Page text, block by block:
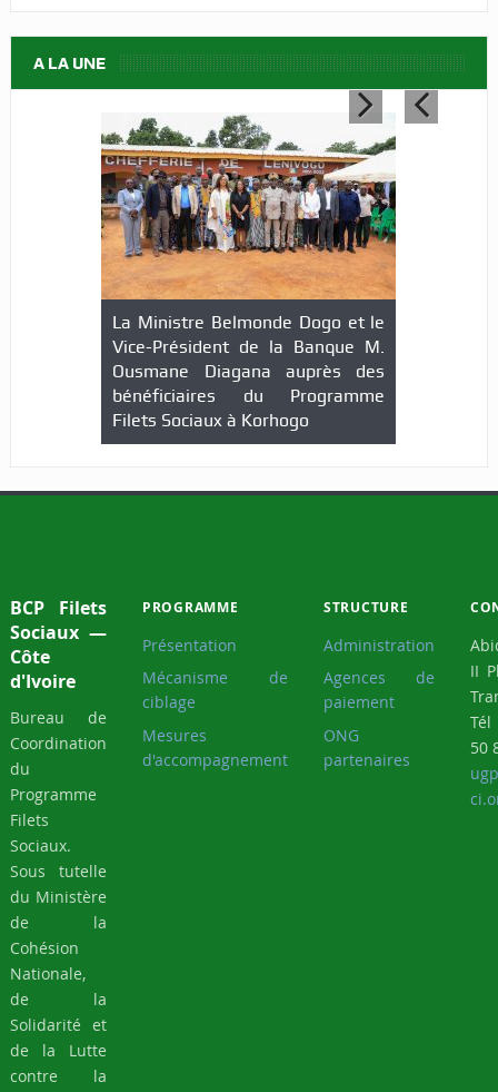
A LA UNE
La Ministre Belmonde Dogo et le
Vice-Président de la Banque M.
Ousmane Diagana auprès des
bénéficiaires du Programme
Filets Sociaux à Korhogo
BCP Filets
Sociaux —
Côte
d'Ivoire
Bureau de
Coordination
du
Programme
Filets
Sociaux.
Sous tutelle
du Ministère
de la
Cohésion
Nationale,
de la
Solidarité et
de la Lutte
contre la
PROGRAMME
Présentation
Mécanisme de
ciblage
Mesures
d'accompagnement
STRUCTURE
Administration
Agences de
paiement
ONG
partenaires
II
50